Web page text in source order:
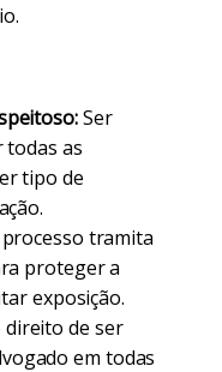
Ser
as
tipo de
tramita
proteger a
exposição.
de ser
em todas